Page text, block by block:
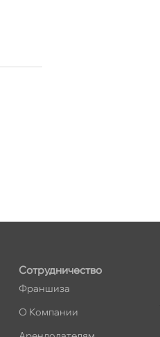
Сотрудничество
Франшиза
О Компании